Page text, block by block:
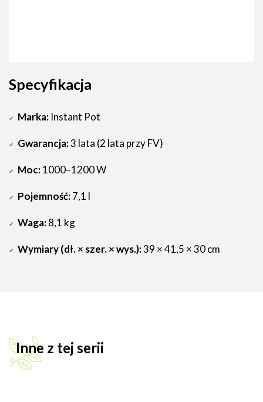
Specyfikacja
Marka: Instant Pot
Gwarancja:3 lata (2 lata przy FV)
Moc:1000–1200 W
Pojemność:7,1 l
Waga:8,1 kg
Wymiary (dł. × szer. × wys.):39 × 41,5 × 30 cm
Inne z tej serii